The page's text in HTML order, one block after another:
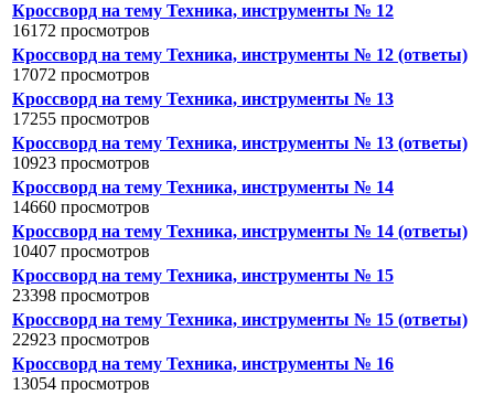
Кроссворд на тему Техника, инструменты № 12
16172 просмотров
Кроссворд на тему Техника, инструменты № 12 (ответы)
17072 просмотров
Кроссворд на тему Техника, инструменты № 13
17255 просмотров
Кроссворд на тему Техника, инструменты № 13 (ответы)
10923 просмотров
Кроссворд на тему Техника, инструменты № 14
14660 просмотров
Кроссворд на тему Техника, инструменты № 14 (ответы)
10407 просмотров
Кроссворд на тему Техника, инструменты № 15
23398 просмотров
Кроссворд на тему Техника, инструменты № 15 (ответы)
22923 просмотров
Кроссворд на тему Техника, инструменты № 16
13054 просмотров